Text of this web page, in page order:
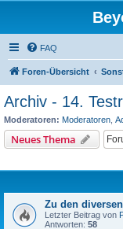
FAQ
Foren-Übersicht
Archiv - 14.
Moderatoren: Moderatoren
Neues Thema
Zu den
Letzter Beitrag von
Antworten: 58